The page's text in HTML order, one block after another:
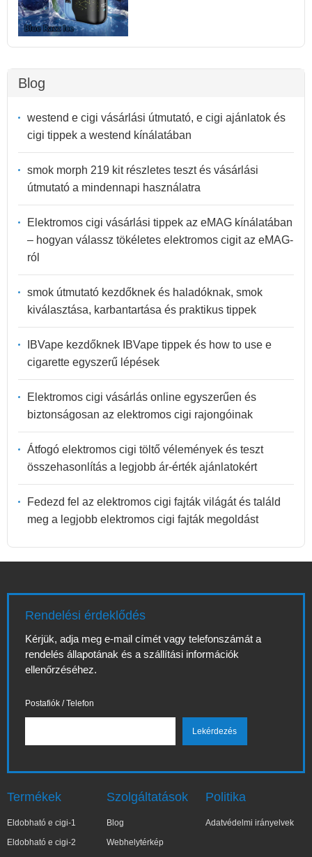
Blog
westend e cigi vásárlási útmutató, e cigi ajánlatok és
cigi tippek a westend kínálatában
smok morph 219 kit részletes teszt és vásárlási
útmutató a mindennapi használatra
Elektromos cigi vásárlási tippek az eMAG kínálatában
– hogyan válassz tökéletes elektromos cigit az eMAG-
ról
smok útmutató kezdőknek és haladóknak, smok
kiválasztása, karbantartása és praktikus tippek
IBVape kezdőknek IBVape tippek és how to use e
cigarette egyszerű lépések
Elektromos cigi vásárlás online egyszerűen és
biztonságosan az elektromos cigi rajongóinak
Átfogó elektromos cigi töltő vélemények és teszt
összehasonlítás a legjobb ár-érték ajánlatokért
Fedezd fel az elektromos cigi fajták világát és találd
meg a legjobb elektromos cigi fajták megoldást
Rendelési érdeklődés
Kérjük, adja meg e-mail címét vagy telefonszámát a
rendelés állapotának és a szállítási információk
ellenőrzéséhez.
Postafiók / Telefon
Termékek
Eldobható e cigi-1
Eldobható e cigi-2
Szolgáltatások
Blog
Webhelytérkép
Politika
Adatvédelmi irányelvek